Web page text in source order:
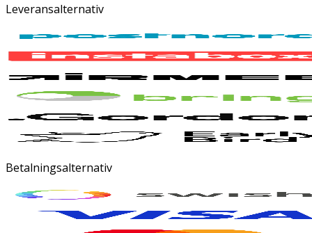
Leveransalternativ
Betalningsalternativ